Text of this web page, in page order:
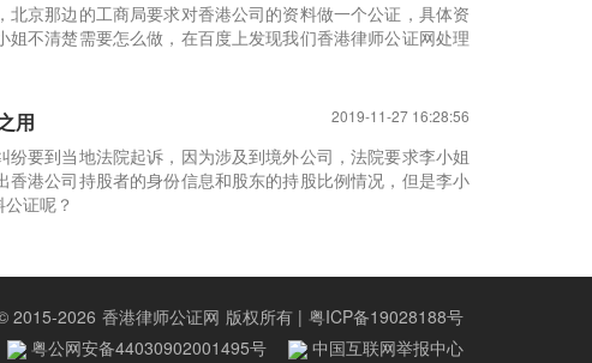
京那边的工商局要求对香港公司的资料做一个公证，具体资
不清楚需要怎么做，在百度上发现我们香港律师公证网处理
2019-11-27 16:28:56
用
要到当地法院起诉，因为涉及到境外公司，法院要求李小姐
港公司持股者的身份信息和股东的持股比例情况，但是李小
证呢？
2015-2026 香港律师公证网 版权所有 | 粤ICP备19028188号
粤公网安备44030902001495号
中国互联网举报中心